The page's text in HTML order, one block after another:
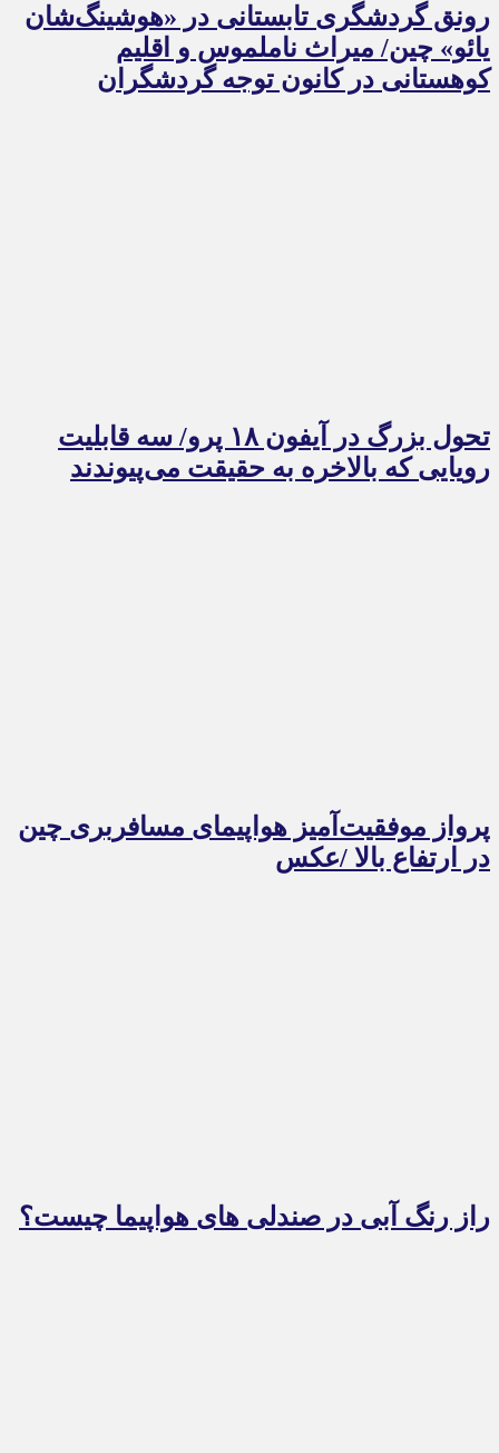
رونق گردشگری تابستانی در «هوشینگ‌شان
یائو» چین/ میراث ناملموس و اقلیم
کوهستانی در کانون توجه گردشگران
تحول بزرگ در آیفون ۱۸ پرو/ سه قابلیت
رویایی که بالاخره به حقیقت می‌پیوندند
پرواز موفقیت‌آمیز هواپیمای مسافربری چین
در ارتفاع بالا /عکس
راز رنگ آبی در صندلی های هواپیما چیست؟